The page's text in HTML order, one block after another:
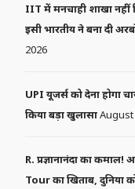
IIT में मनचाही शाखा नहीं
इसी भारतीय ने बना दी
2026
UPI यूजर्स को देना होगा
किया बड़ा खुलासाAugust
R. प्रज्ञानानंदा का
Tour का खिताब, दुनिया